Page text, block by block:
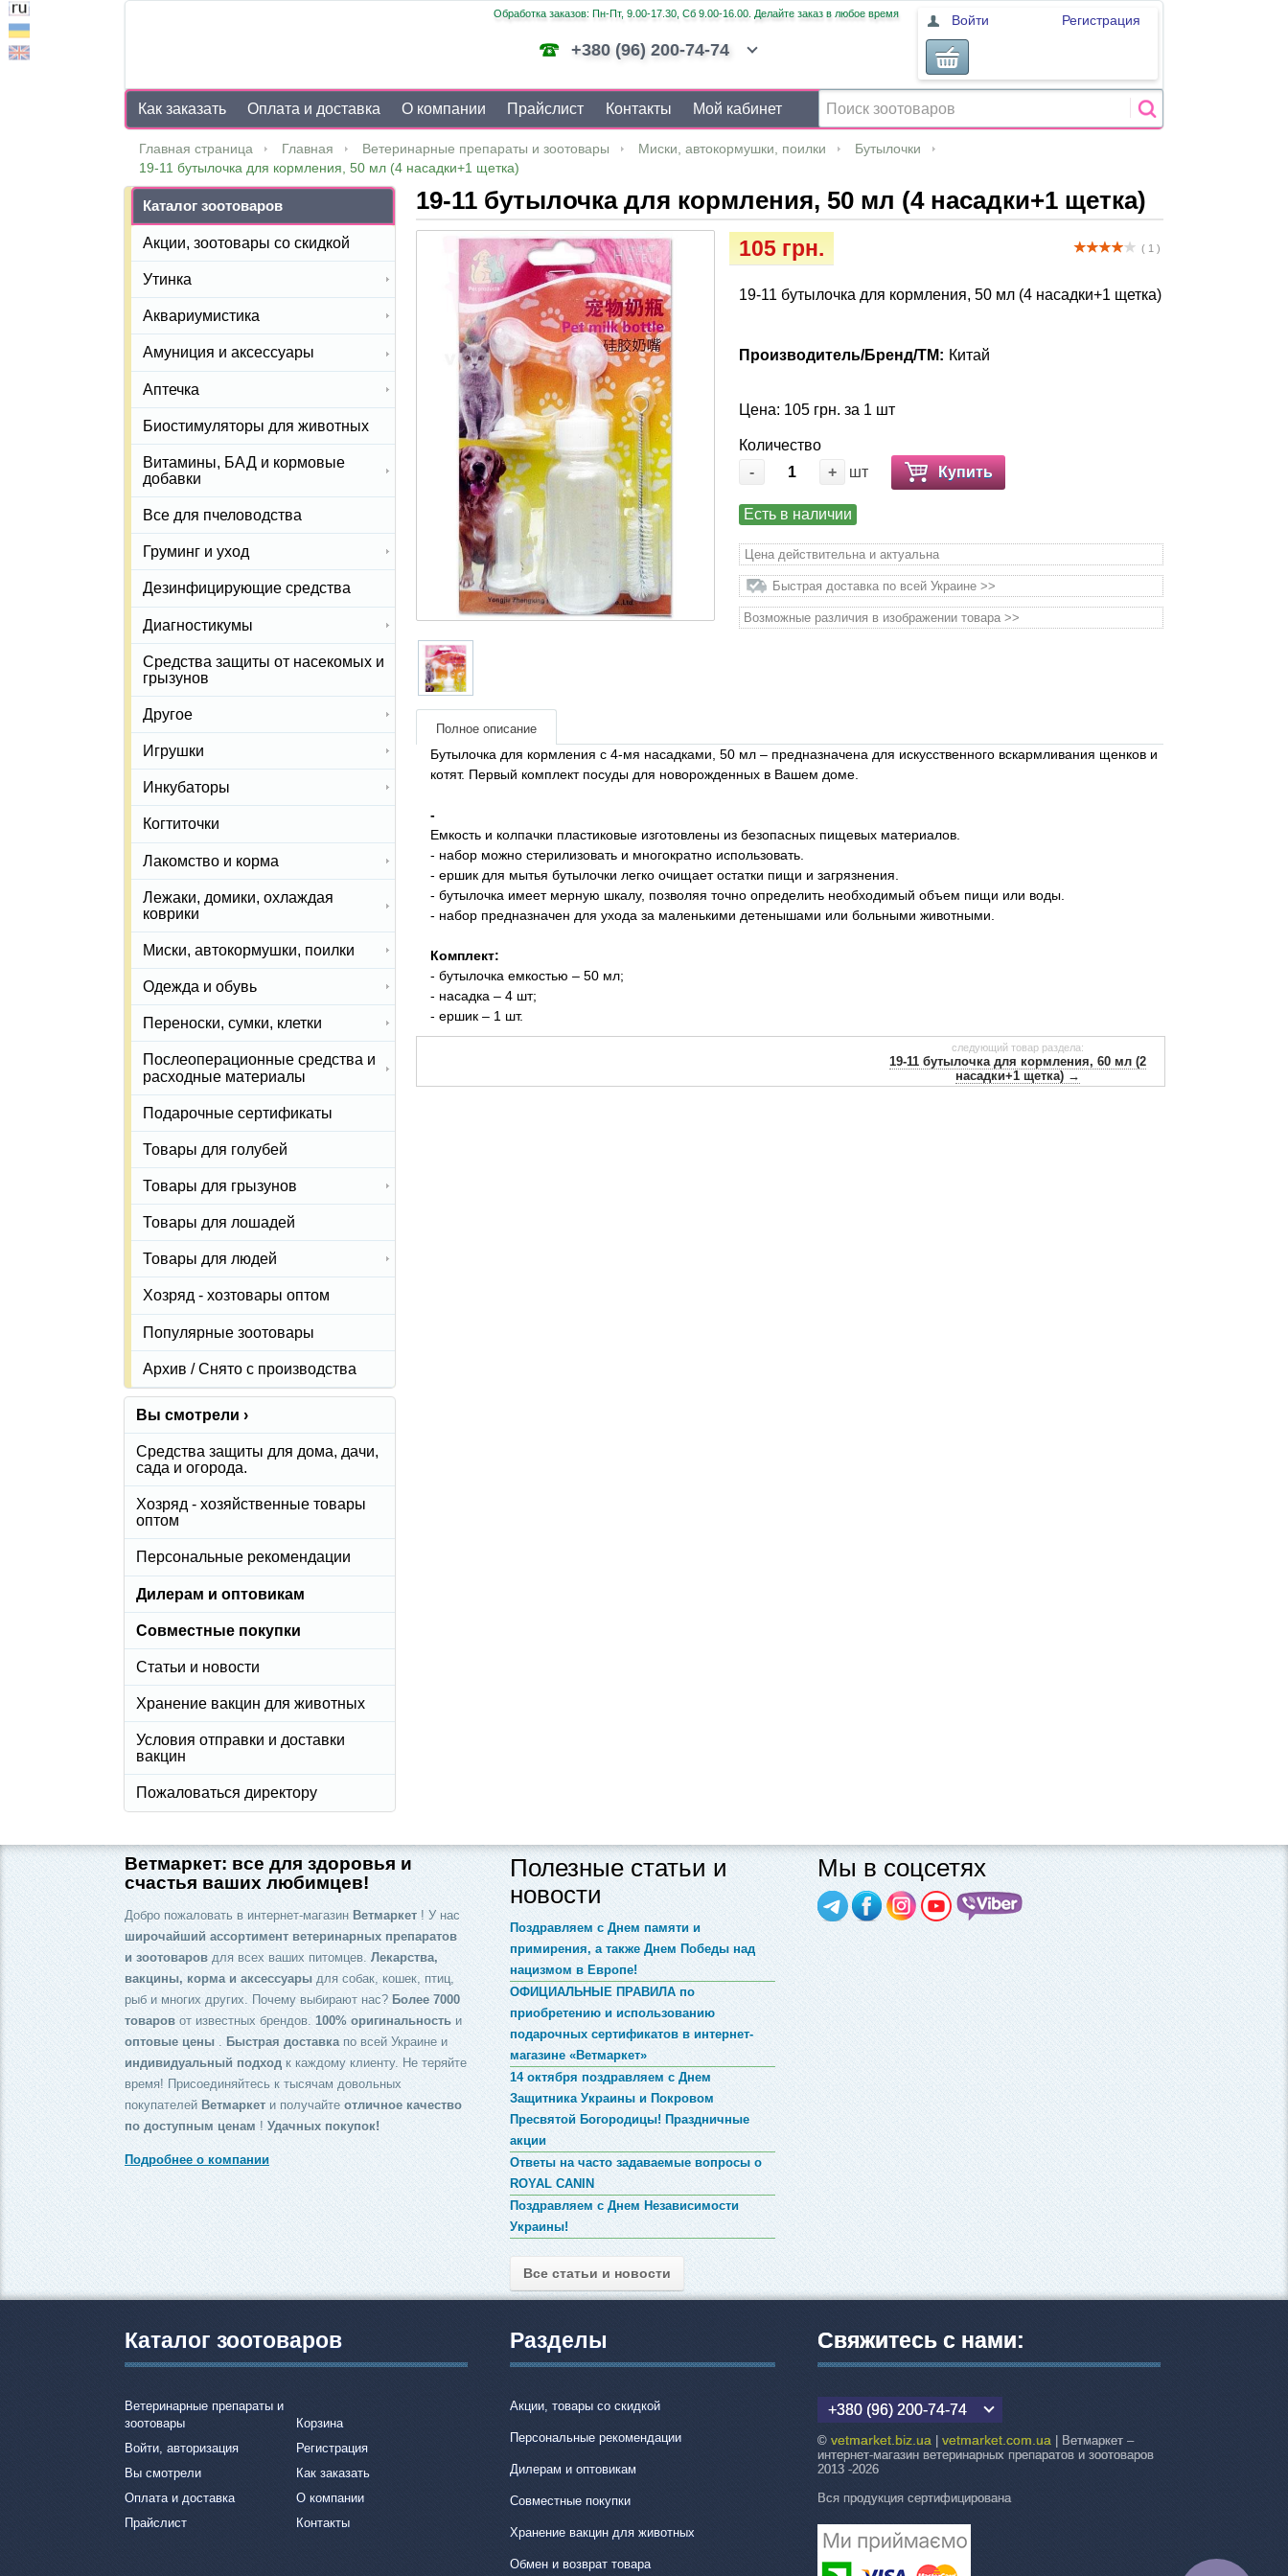
Обработка заказов: Пн-Пт, 9.00-17.30, Сб 9.00-16.00. Делайте заказ в любое время
+380 (96) 200-74-74
Войти Регистрация
Как заказать Оплата и доставка О компании Прайслист Контакты Мой кабинет
Главная страница Главная Ветеринарные препараты и зоотовары Миски, автокормушки, поилки
Бутылочки
19-11 бутылочка для кормления, 50 мл (4 насадки+1 щетка)
19-11 бутылочка для кормления, 50 мл (4 насадки+1 щетка)
( 1 )
105 грн.
19-11 бутылочка для кормления, 50 мл (4 насадки+1 щетка)
Производитель/Бренд/ТМ: Китай
Цена: 105 грн. за 1 шт
Количество
-
+ шт Купить
Есть в наличии
Цена действительна и актуальна
Быстрая доставка по всей Украине >>
Возможные различия в изображении товара >>
Полное описание
Бутылочка для кормления с 4-мя насадками, 50 мл – предназначена для искусственного вскармливания щенков и
котят. Первый комплект посуды для новорожденных в Вашем доме.
-
Емкость и колпачки пластиковые изготовлены из безопасных пищевых материалов.
- набор можно стерилизовать и многократно использовать.
- ершик для мытья бутылочки легко очищает остатки пищи и загрязнения.
- бутылочка имеет мерную шкалу, позволяя точно определить необходимый объем пищи или воды.
- набор предназначен для ухода за маленькими детенышами или больными животными.
Комплект:
- бутылочка емкостью – 50 мл;
- насадка – 4 шт;
- ершик – 1 шт.
следующий товар раздела:
19-11 бутылочка для кормления, 60 мл (2
насадки+1 щетка) →
Каталог зоотоваров
Акции, зоотовары со скидкой
Утинка
Аквариумистика
Амуниция и аксессуары
Аптечка
Биостимуляторы для животных
Витамины, БАД и кормовые
добавки
Все для пчеловодства
Груминг и уход
Дезинфицирующие средства
Диагностикумы
Средства защиты от насекомых и
грызунов
Другое
Игрушки
Инкубаторы
Когтиточки
Лакомство и корма
Лежаки, домики, охлаждая
коврики
Миски, автокормушки, поилки
Одежда и обувь
Переноски, сумки, клетки
Послеоперационные средства и
расходные материалы
Подарочные сертификаты
Товары для голубей
Товары для грызунов
Товары для лошадей
Товары для людей
Хозряд - хозтовары оптом
Популярные зоотовары
Архив / Снято с производства
Вы смотрели ›
Средства защиты для дома, дачи,
сада и огорода.
Хозряд - хозяйственные товары
оптом
Персональные рекомендации
Дилерам и оптовикам
Совместные покупки
Статьи и новости
Хранение вакцин для животных
Условия отправки и доставки
вакцин
Пожаловаться директору
Ветмаркет: все для здоровья и
счастья ваших любимцев!
Добро пожаловать в интернет-магазин Ветмаркет ! У нас
широчайший ассортимент ветеринарных препаратов
и зоотоваров для всех ваших питомцев. Лекарства,
вакцины, корма и аксессуары для собак, кошек, птиц,
рыб и многих других. Почему выбирают нас? Более 7000
товаров от известных брендов. 100% оригинальность и
оптовые цены
Быстрая доставка по всей Украине и
индивидуальный подход к каждому клиенту. Не теряйте
время! Присоединяйтесь к тысячам довольных
покупателей Ветмаркет и получайте отличное качество
по доступным ценам ! Удачных покупок!
Подробнее о компании
Полезные статьи и
новости
Поздравляем с Днем памяти и
примирения, а также Днем Победы над
нацизмом в Европе!
ОФИЦИАЛЬНЫЕ ПРАВИЛА по
приобретению и использованию
подарочных сертификатов в интернет-
магазине «Ветмаркет»
14 октября поздравляем с Днем
Защитника Украины и Покровом
Пресвятой Богородицы! Праздничные
акции
Ответы на часто задаваемые вопросы о
ROYAL CANIN
Поздравляем с Днем Независимости
Украины!
Все статьи и новости
Мы в соцсетях
Каталог зоотоваров
Ветеринарные препараты и
зоотовары
Корзина
Войти, авторизация
Регистрация
Вы смотрели
Как заказать
Оплата и доставка
О компании
Прайслист
Контакты
Разделы
Акции, товары со скидкой
Персональные рекомендации
Дилерам и оптовикам
Совместные покупки
Хранение вакцин для животных
Обмен и возврат товара
Свяжитесь с нами:
+380 (96) 200-74-74
©vetmarket.biz.ua |vetmarket.com.ua | Ветмаркет –
интернет-магазин ветеринарных препаратов и зоотоваров
2013 -2026
Вся продукция сертифицирована